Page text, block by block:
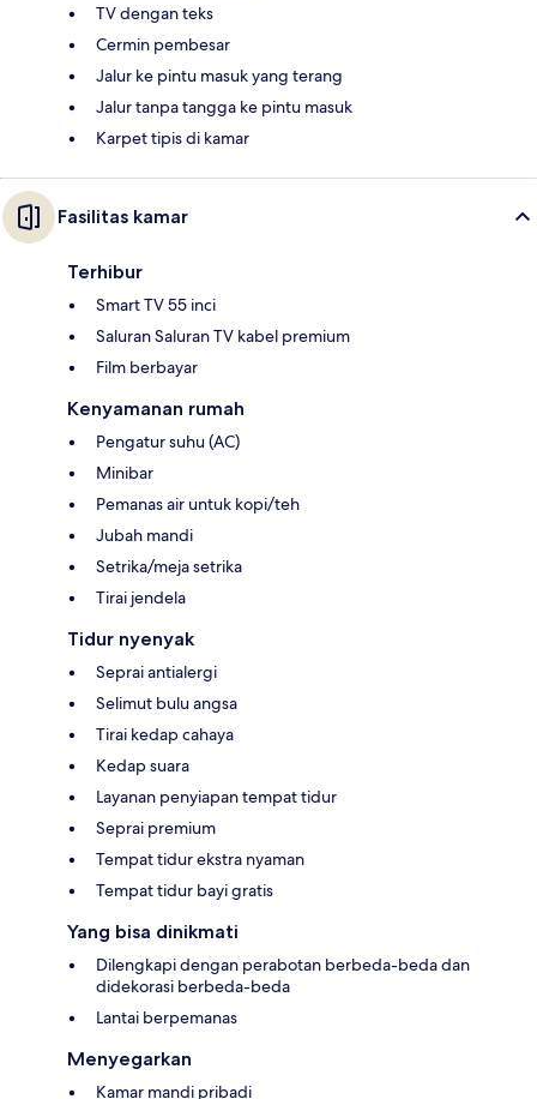
TV dengan teks
Cermin pembesar
Jalur ke pintu masuk yang terang
Jalur tanpa tangga ke pintu masuk
Karpet tipis di kamar
Fasilitas kamar
Terhibur
Smart TV 55 inci
Saluran Saluran TV kabel premium
Film berbayar
Kenyamanan rumah
Pengatur suhu (AC)
Minibar
Pemanas air untuk kopi/teh
Jubah mandi
Setrika/meja setrika
Tirai jendela
Tidur nyenyak
Seprai antialergi
Selimut bulu angsa
Tirai kedap cahaya
Kedap suara
Layanan penyiapan tempat tidur
Seprai premium
Tempat tidur ekstra nyaman
Tempat tidur bayi gratis
Yang bisa dinikmati
Dilengkapi dengan perabotan berbeda-beda dan
didekorasi berbeda-beda
Lantai berpemanas
Menyegarkan
Kamar mandi pribadi